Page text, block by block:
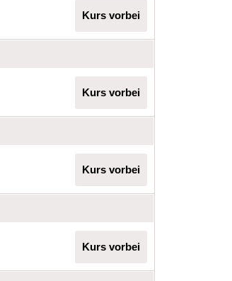
Kurs vorbei
Kurs vorbei
Kurs vorbei
Kurs vorbei